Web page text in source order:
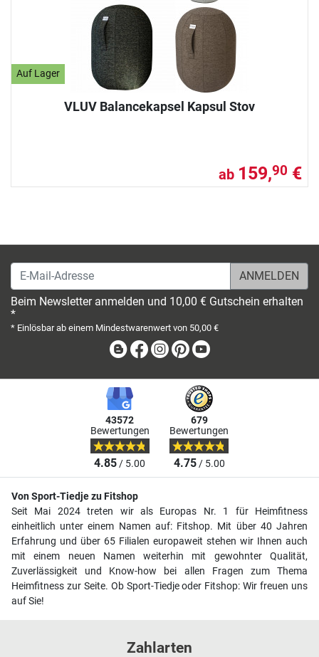
Auf Lager
VLUV Balancekapsel Kapsul Stov
ab 159,90 €
E-Mail-Adresse
Beim Newsletter anmelden und 10,00 € Gutschein erhalten
*
* Einlösbar ab einem Mindestwarenwert von 50,00 €
BlogFacebook
Instagram
Pinterest
43572
Bewertungen
4.85/ 5.00
679
Bewertungen
4.75/ 5.00
Von Sport-Tiedje zu Fitshop
Seit Mai 2024 treten wir als Europas Nr. 1 für Heimfitness
einheitlich unter einem Namen auf: Fitshop. Mit über 40 Jahren
Erfahrung und über 65 Filialen europaweit stehen wir Ihnen auch
mit einem neuen Namen weiterhin mit gewohnter Qualität,
Zuverlässigkeit und Know-how bei allen Fragen zum Thema
Heimfitness zur Seite. Ob Sport-Tiedje oder Fitshop: Wir freuen uns
auf Sie!
Zahlarten